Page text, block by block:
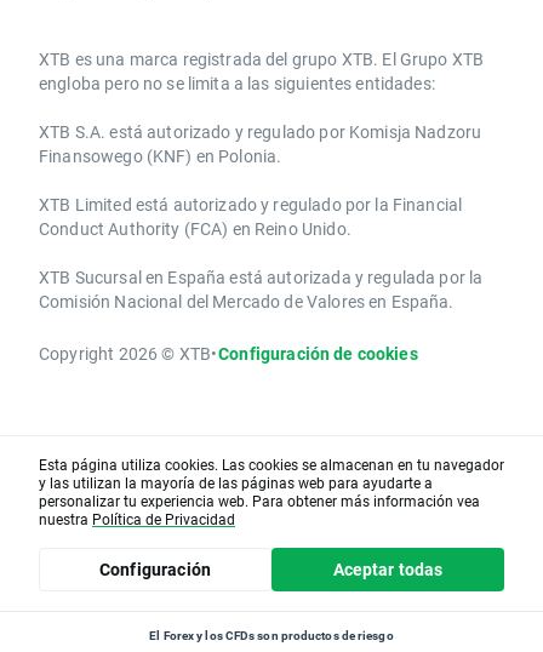
​​XTB es una marca registrada del grupo XTB. El Grupo XTB
engloba pero no se limita a las siguientes entidades:
XTB S.A.​ está autorizado y regulado por Komisja Nadzoru
Finansowego (KNF) ​en Polonia.
XTB Limited ​está autorizado y regulado por la ​Financial
Conduct Authority ​(FCA) en ​​Reino Unido.
XTB Sucursal en España está autorizada y regulada por la
Comisión Nacional del Mercado de Valores en España.
Copyright 2026 © XTB•Configuración de cookies
Esta página utiliza cookies. Las cookies se almacenan en tu navegador
y las utilizan la mayoría de las páginas web para ayudarte a
personalizar tu experiencia web. Para obtener más información vea
nuestra Política de Privacidad
Configuración Aceptar todas
El Forex y los CFDs son productos de riesgo